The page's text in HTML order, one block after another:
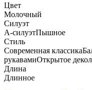
Цвет
Молочный
Силуэт
А-силуэтПышное
Стиль
Современная классика
рукавамиОткрытое
Длина
Длинное